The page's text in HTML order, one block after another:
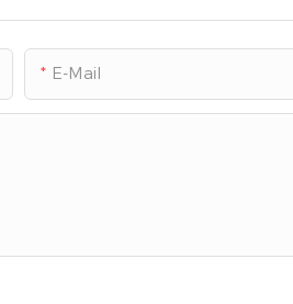
E-Mail